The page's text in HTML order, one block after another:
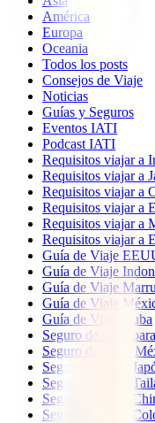
América
Europa
Oceania
Todos los posts
Consejos de Viaje
Noticias
Guías y Seguros
Eventos IATI
Podcast IATI
Requisitos viajar a
Requisitos viajar a
Requisitos viajar a
Requisitos viajar a
Requisitos viajar a
Requisitos viajar a
Guía de Viaje
Guía de Viaje
Guía de Viaje
Guía de Viaje
Guía de Viaje Cuba
Seguro de viaje
Seguro de Viaje
Seguro de viaje
Seguro de viaje
Seguro de viaje
Seguro de viaje